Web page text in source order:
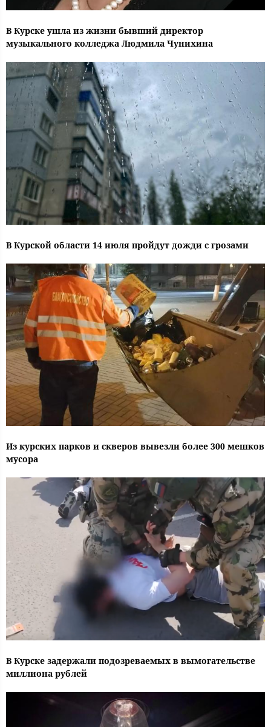
В Курске ушла из жизни бывший директор
музыкального колледжа Людмила Чунихина
В Курской области 14 июля пройдут дожди с грозами
Из курских парков и скверов вывезли более 300 мешков
мусора
В Курске задержали подозреваемых в вымогательстве
миллиона рублей